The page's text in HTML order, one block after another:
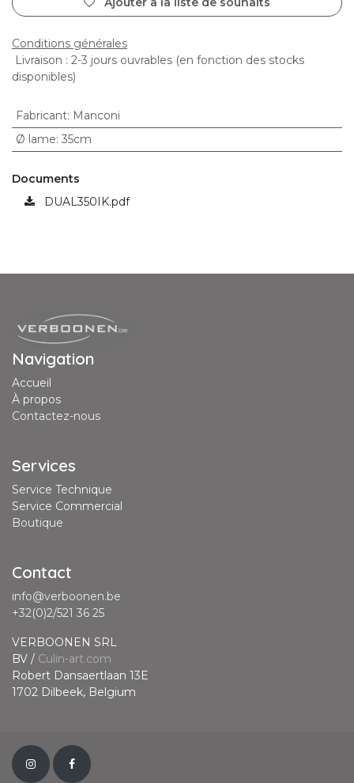
Conditions générales
Livraison : 2-3 jours ouvrables (en fonction des stocks
disponibles)
Fabricant: Manconi
Ø lame: 35cm
Documents
DUAL350IK.pdf
Navigation
Accueil
À propos
Contactez-nous
Services
Service Technique
Service Commercial
Boutique
Contact
info@verboonen.be
+32(0)2/521 36 25
VERBOONEN SRL
BV / Culin-art.com
Robert Dansaertlaan 13E
1702 Dilbeek, Belgium